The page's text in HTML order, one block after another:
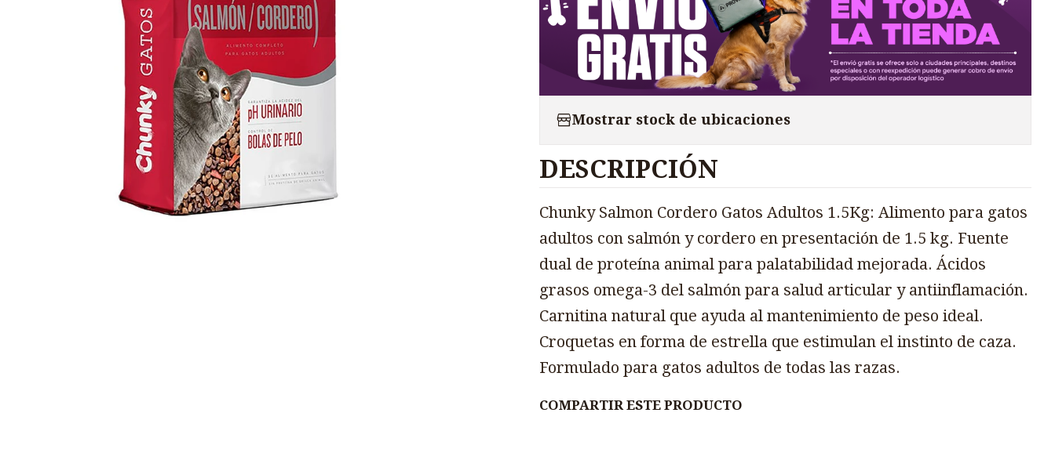
Mostrar stock de ubicaciones
DESCRIPCIÓN
Chunky Salmon Cordero Gatos Adultos 1.5Kg: Alimento para gatos
adultos con salmón y cordero en presentación de 1.5 kg. Fuente
dual de proteína animal para palatabilidad mejorada. Ácidos
grasos omega-3 del salmón para salud articular y antiinflamación.
Carnitina natural que ayuda al mantenimiento de peso ideal.
Croquetas en forma de estrella que estimulan el instinto de caza.
Formulado para gatos adultos de todas las razas.
COMPARTIR ESTE PRODUCTO